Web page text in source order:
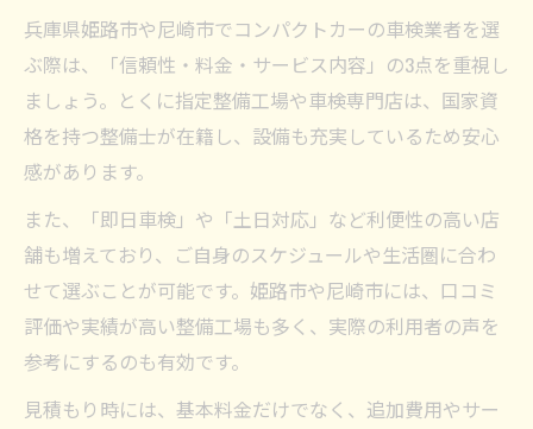
兵庫県姫路市や尼崎市でコンパクトカーの車検業者を選
ぶ際は、「信頼性・料金・サービス内容」の3点を重視し
ましょう。とくに指定整備工場や車検専門店は、国家資
格を持つ整備士が在籍し、設備も充実しているため安心
感があります。
また、「即日車検」や「土日対応」など利便性の高い店
舗も増えており、ご自身のスケジュールや生活圏に合わ
せて選ぶことが可能です。姫路市や尼崎市には、口コミ
評価や実績が高い整備工場も多く、実際の利用者の声を
参考にするのも有効です。
見積もり時には、基本料金だけでなく、追加費用やサー